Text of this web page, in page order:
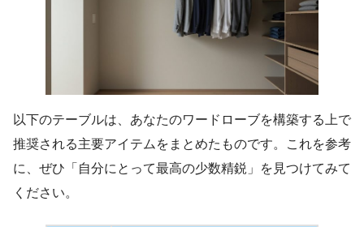
以下のテーブルは、あなたのワードローブを構築する上で
推奨される主要アイテムをまとめたものです。これを参考
に、ぜひ「自分にとって最高の少数精鋭」を見つけてみて
ください。